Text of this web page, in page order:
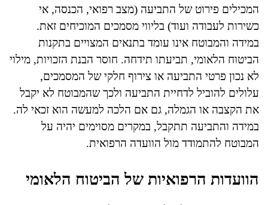
המכילים פירוט של התביעה (מצב רפואי, הכנסה, אי
כשירות לעבודה ועוד) בליווי מסמכים המוכיחים זאת.
במידה והמבוטח אינו עומד בתנאים המצויים בתקנות
הביטוח הלאומי, תביעתו תידחה. חוסר הבנת הזכויות, מילוי
לא נכון פרטי התביעה או צירוף חלקי של המסמכים,
עלולים להוביל לדחיית התביעה ולכך שהמבוטח לא יקבל
את הקצבה או הגמלה, גם אם הלכה למעשה הוא זכאי לה.
במידה והתביעה תתקבל, במקרים מסוימים יהיה על
המבוטח להתמודד מול הוועדה הרפואית.
הוועדות הרפואיות של הביטוח הלאומי